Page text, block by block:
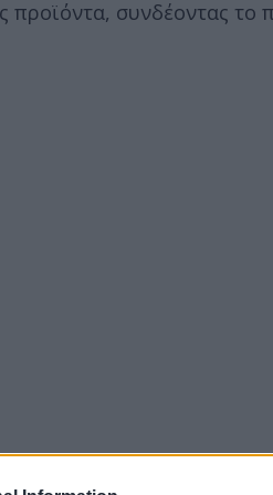
προϊόντα, συνδέοντας το